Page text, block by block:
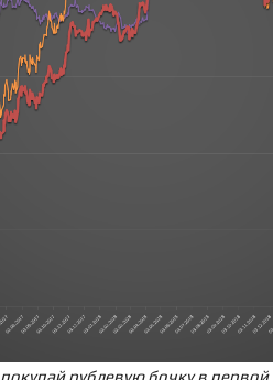
покупай рублевую бочку в